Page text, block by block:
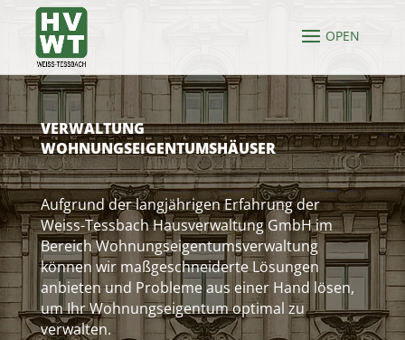
VERWALTUNG
WOHNUNGSEIGENTUMSHÄUSER
Aufgrund der langjährigen Erfahrung der
Weiss-Tessbach Hausverwaltung GmbH im
Bereich Wohnungseigentumsverwaltung
können wir maßgeschneiderte Lösungen
anbieten und Probleme aus einer Hand lösen,
um Ihr Wohnungseigentum optimal zu
verwalten.